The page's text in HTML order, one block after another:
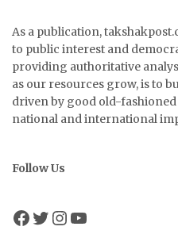
As a publication,
to public interest and
providing authoritative
as our resources grow, is to
driven by good old-
national and international
Follow Us
Facebook
Twitter
Instagram
YouTube